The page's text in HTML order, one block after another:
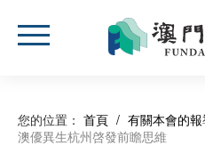
您的位置： 首頁 / 有關本會的
澳優異生杭州啓發前瞻思維